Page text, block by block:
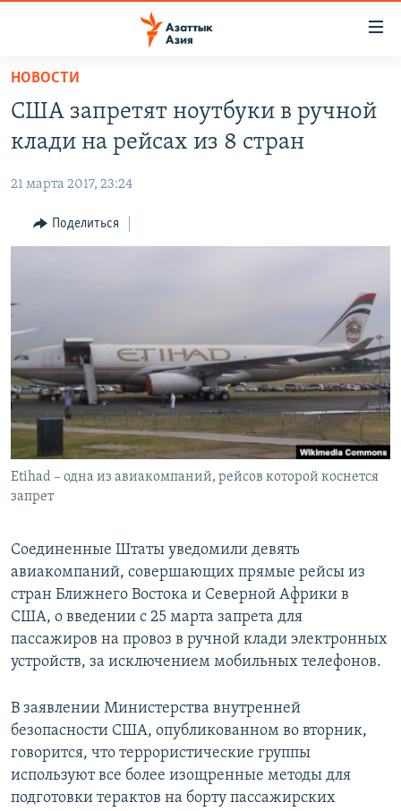
Вернуться
основному
содержанию
навигации
Вернутся
УЗБЕКИСТАН
ТАДЖИКИСТАН
ВОЙНА В УКРАИНЕ
НА ДРУГИХ ЯЗЫКАХ
ҚАЗАҚША
TÜRKMENÇE
Все сайты РСЕ/РС
НОВОСТИ
США запретят ноутбуки в ручной
клади на рейсах из 8 стран
21 марта 2017, 23:24
Поделиться
Etihad – одна из авиакомпаний, рейсов которой коснется
запрет
Соединенные Штаты уведомили девять
авиакомпаний, совершающих прямые рейсы из
стран Ближнего Востока и Северной Африки в
США, о введении с 25 марта запрета для
пассажиров на провоз в ручной клади электронных
устройств, за исключением мобильных телефонов.
В заявлении Министерства внутренней
безопасности США, опубликованном во вторник,
говорится, что террористические группы
используют все более изощренные методы для
подготовки терактов на борту пассажирских